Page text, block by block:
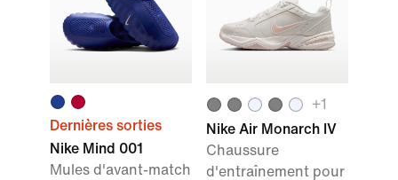
Dernières sorties
Nike Mind 001
Mules d'avant-match
+1
Nike Air Monarch IV
Chaussure
d'entraînement pour